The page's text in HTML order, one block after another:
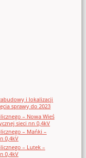
i lokalizacji
sprawy do 2023
– Nowa Wieś
sieci nn 0,4kV
– Mańki –
0,4kV
– Lutek –
0,4kV